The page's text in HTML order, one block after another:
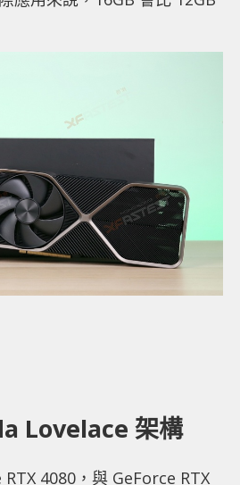
Lovelace 架構
4080，與 GeForce RTX